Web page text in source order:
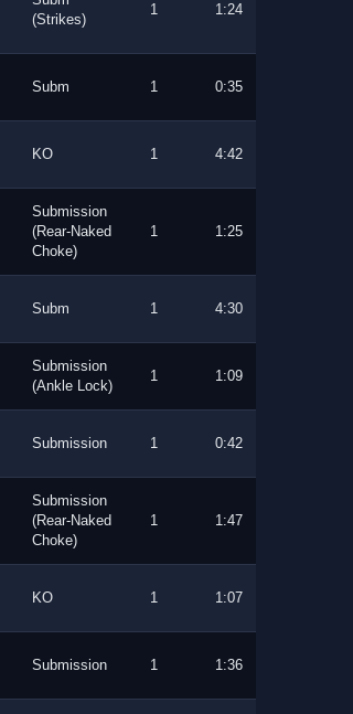
(Strikes)
1 1:24
Subm 1 0:35
KO 1 4:42
Submission
(Rear-Naked
Choke)
1 1:25
Subm 1 4:30
Submission
(Ankle Lock)
1 1:09
Submission 1 0:42
Submission
(Rear-Naked
Choke)
1 1:47
KO 1 1:07
Submission 1 1:36